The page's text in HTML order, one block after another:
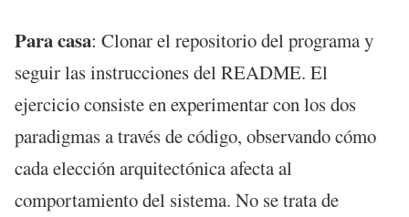
Para casa: Clonar el repositorio del programa y
seguir las instrucciones del README. El
ejercicio consiste en experimentar con los dos
paradigmas a través de código, observando cómo
cada elección arquitectónica afecta al
comportamiento del sistema. No se trata de